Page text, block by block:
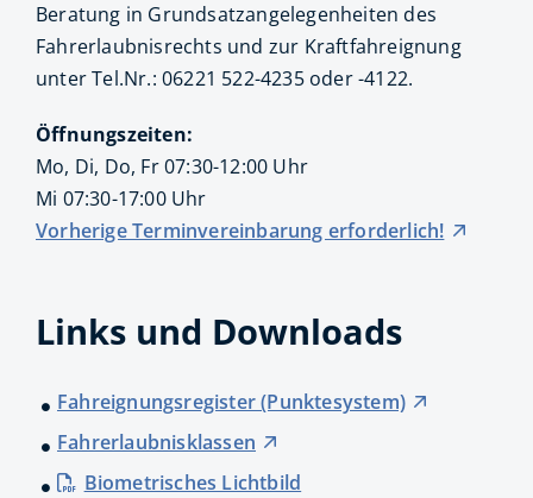
Beratung in Grundsatzangelegenheiten des
Fahrerlaubnisrechts und zur Kraftfahreignung
unter Tel.Nr.: 06221 522-4235 oder -4122.
Öffnungszeiten:
Mo, Di, Do, Fr 07:30-12:00 Uhr
Mi 07:30-17:00 Uhr
Vorherige Terminvereinbarung erforderlich!
Links und Downloads
Fahreignungsregister (Punktesystem)
Fahrerlaubnisklassen
Biometrisches Lichtbild